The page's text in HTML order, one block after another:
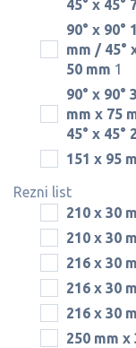
45° x 45°
90° x 90°
mm / 45°
50 mm 1
90° x 90°
mm x 75
45° x 45°
151 x 95
Rezni list
210 x 30
210 x 30
216 x 30
216 x 30
216 x 30
250 mm x